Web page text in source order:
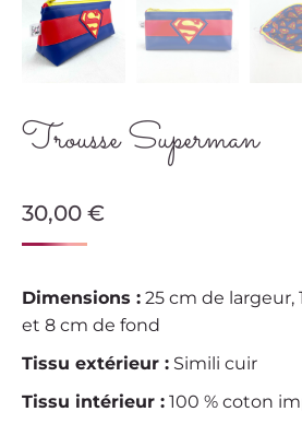
Trousse Superman
30,00 €
Dimensions : 25 cm de largeur,
et 8 cm de fond
Tissu extérieur : Simili cuir
Tissu intérieur : 100 % coton